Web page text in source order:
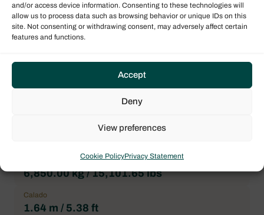
and/or access device information. Consenting to these technologies will
allow us to process data such as browsing behavior or unique IDs on this
site. Not consenting or withdrawing consent, may adversely affect certain
features and functions.
Accept
Deny
View preferences
Cookie PolicyPrivacy Statement
Finot - Conq Architectes
Baños
1
6,850.00 kg / 15,101.65 lbs
Calado
1.64 m / 5.38 ft